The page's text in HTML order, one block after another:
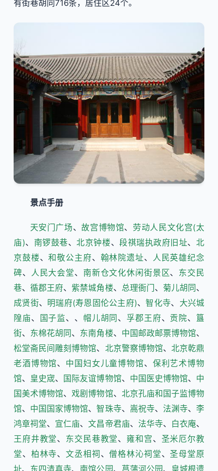
有街巷胡同716条，居住区24个。
景点手册
天安门广场、故宫博物馆、 劳动人民文化宫(太
庙)、 南锣鼓巷、北京钟楼、段祺瑞执政府旧址、北
京鼓楼、和敬公主府、 翰林院遗址、 人民英雄纪念
碑、 人民大会堂、 南新仓文化休闲街景区、 东交民
巷、循郡王府、紫禁城角楼、 总理衙门 、 菊儿胡同 、
成贤街、 明瑞府(寿恩固伦公主府)、智化寺、 大兴城
隍庙、 国子监、、 帽儿胡同 、 孚郡王府、 贡院、 簋
街、 东棉花胡同 、 东南角楼、 中国邮政邮票博物馆、
松堂斋民间雕刻博物馆、 北京警察博物馆、 北京乾鼎
老酒博物馆、 中国妇女儿童博物馆、 保利艺术博物
馆、 皇史宬、 国际友谊博物馆、 中国医史博物馆、 中
国美术博物馆、戏剧博物馆、 北京孔庙和国子监博物
馆、 中国国家博物馆、智珠寺、 嵩祝寺、 法渊寺、李
鸿章祠堂、 宣仁庙、文昌帝君庙、 法华寺、 白衣庵、
王府井教堂、 东交民巷教堂、 雍和宫、 圣米厄尔教
堂、 柏林寺、文丞相祠 、僧格林沁祠堂、圣母堂原